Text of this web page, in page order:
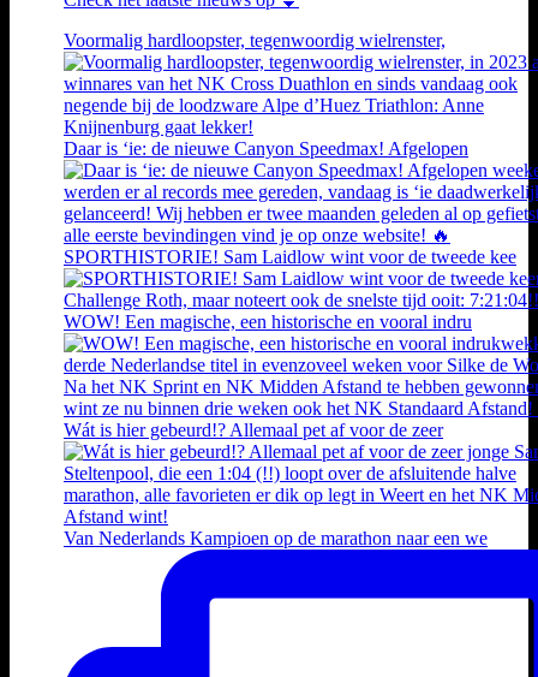
Voormalig hardloopster, tegenwoordig wielrenster,
Daar is ‘ie: de nieuwe Canyon Speedmax! Afgelopen
SPORTHISTORIE! Sam Laidlow wint voor de tweede kee
WOW! Een magische, een historische en vooral indru
Wát is hier gebeurd!? Allemaal pet af voor de zeer
Van Nederlands Kampioen op de marathon naar een we